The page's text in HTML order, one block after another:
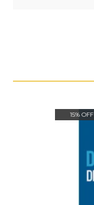
15% OFF